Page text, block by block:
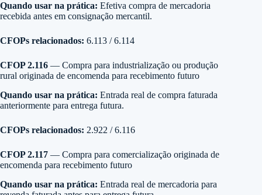
Quando usar na prática: Efetiva compra de mercadoria
recebida antes em consignação mercantil.
CFOPs relacionados: 6.113 / 6.114
CFOP 2.116 — Compra para industrialização ou produção
rural originada de encomenda para recebimento futuro
Quando usar na prática: Entrada real de compra faturada
anteriormente para entrega futura.
CFOPs relacionados: 2.922 / 6.116
CFOP 2.117 — Compra para comercialização originada de
encomenda para recebimento futuro
Quando usar na prática: Entrada real de mercadoria para